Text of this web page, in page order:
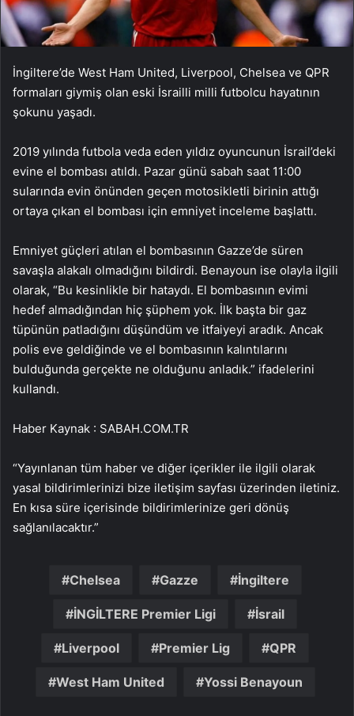
İngiltere’de West Ham United, Liverpool, Chelsea ve QPR
formaları giymiş olan eski İsrailli milli futbolcu hayatının
şokunu yaşadı.
2019 yılında futbola veda eden yıldız oyuncunun İsrail’deki
evine el bombası atıldı. Pazar günü sabah saat 11:00
sularında evin önünden geçen motosikletli birinin attığı
ortaya çıkan el bombası için emniyet inceleme başlattı.
Emniyet güçleri atılan el bombasının Gazze’de süren
savaşla alakalı olmadığını bildirdi. Benayoun ise olayla ilgili
olarak, “Bu kesinlikle bir hataydı. El bombasının evimi
hedef almadığından hiç şüphem yok. İlk başta bir gaz
tüpünün patladığını düşündüm ve itfaiyeyi aradık. Ancak
polis eve geldiğinde ve el bombasının kalıntılarını
bulduğunda gerçekte ne olduğunu anladık.” ifadelerini
kullandı.
Haber Kaynak : SABAH.COM.TR
“Yayınlanan tüm haber ve diğer içerikler ile ilgili olarak
yasal bildirimlerinizi bize iletişim sayfası üzerinden iletiniz.
En kısa süre içerisinde bildirimlerinize geri dönüş
sağlanılacaktır.”
Chelsea Gazze İngiltere
İNGİLTERE Premier Ligi İsrail
Liverpool Premier Lig QPR
West Ham United Yossi Benayoun